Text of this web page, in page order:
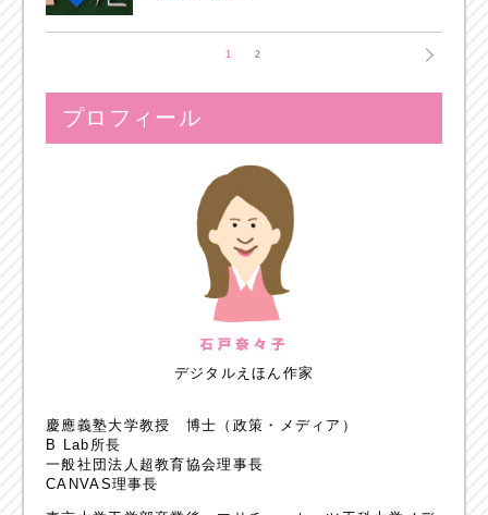
1 2
プロフィール
デジタルえほん作家
慶應義塾大学教授 博士（政策・メディア）
B Lab所長
一般社団法人超教育協会理事長
CANVAS理事長